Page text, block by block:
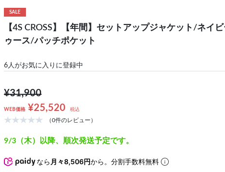
SALE
【4S CROSS】【年間】セットアップジャケット/ネイ
ゥース/パッチポケット
6人がお気に入りに登録中
¥31,900
WEB価格 ¥25,520 税込
（0件のレビュー）
9/3（木）以降、順次発送予定です。
なら 月々8,506円から。分割手数料無料